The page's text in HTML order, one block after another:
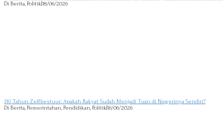
Di Berita, Politik18/06/2026
110 Tahun Zelfbestuur: Apakah Rakyat Sudah Menjadi Tuan di Negerinya Sendiri?
Di Berita, Pemerintahan, Pendidikan, Politik16/06/2026